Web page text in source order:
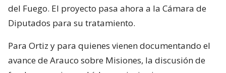
del Fuego. El proyecto pasa ahora a la Cámara de
Diputados para su tratamiento.
Para Ortiz y para quienes vienen documentando el
avance de Arauco sobre Misiones, la discusión de